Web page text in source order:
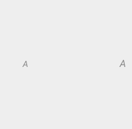
A A